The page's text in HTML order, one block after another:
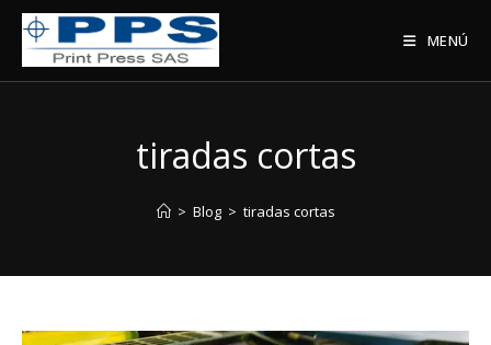
Saltar
contenido
MENÚ
tiradas cortas
> Blog > tiradas cortas